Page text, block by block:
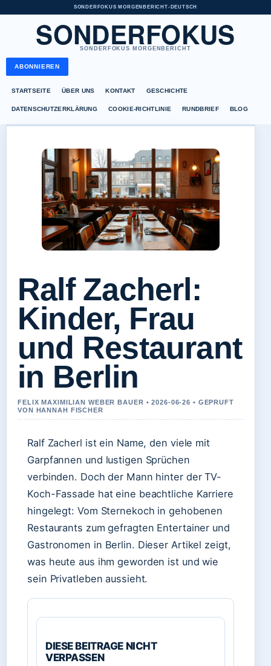
SONDERFOKUS MORGENBERICHT• DEUTSCH
SONDERFOKUS
SONDERFOKUS MORGENBERICHT
ABONNIEREN
STARTSEITE ÜBER UNS KONTAKT GESCHICHTE
DATENSCHUTZERKLÄRUNG COOKIE-RICHTLINIE RUNDBRIEF BLOG
Ralf Zacherl:
Kinder, Frau
und Restaurant
in Berlin
FELIX MAXIMILIAN WEBER BAUER • 2026-06-26 • GEPRUFT
VON HANNAH FISCHER
Ralf Zacherl ist ein Name, den viele mit
Garpfannen und lustigen Sprüchen
verbinden. Doch der Mann hinter der TV-
Koch-Fassade hat eine beachtliche Karriere
hingelegt: Vom Sternekoch in gehobenen
Restaurants zum gefragten Entertainer und
Gastronomen in Berlin. Dieser Artikel zeigt,
was heute aus ihm geworden ist und wie
sein Privatleben aussieht.
DIESE BEITRAGE NICHT
VERPASSEN